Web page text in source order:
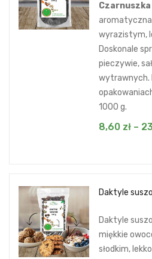
wyrazistym,
Doskonale
pieczywie,
wytrawnych.
1000 g.
8,60 zł –
Daktyle
Daktyle
miękkie
słodkim,